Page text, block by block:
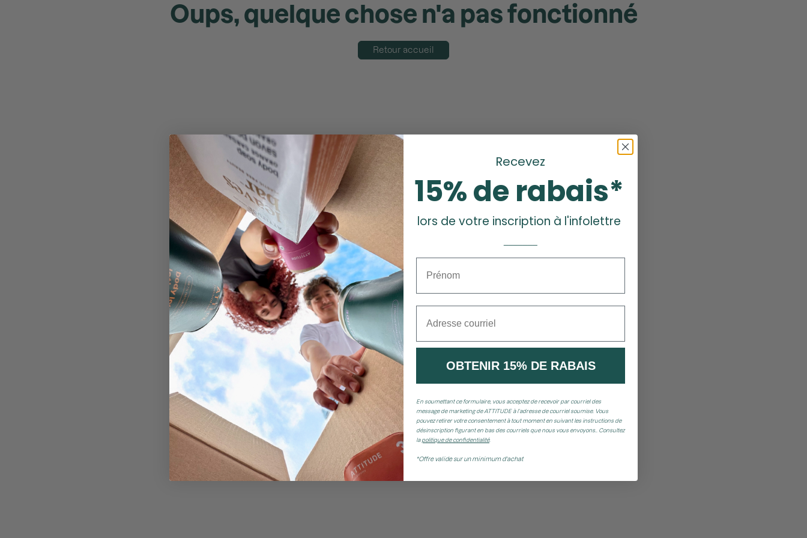
Oups, quelque chose n'a pas fonctionné
Retour accueil
Recevez
15% de rabais*
lors de votre inscription à l'infolettre
OBTENIR 15% DE RABAIS
En soumettant ce formulaire, vous acceptez de recevoir par courriel des
message de marketing de ATTITUDE à l’adresse de courriel soumise. Vous
pouvez retirer votre consentement à tout moment en suivant les instructions de
désinscription figurant en bas des courriels que nous vous envoyons.. Consultez
la politique de confidentialité.
*Offre valide sur un minimum d'achat